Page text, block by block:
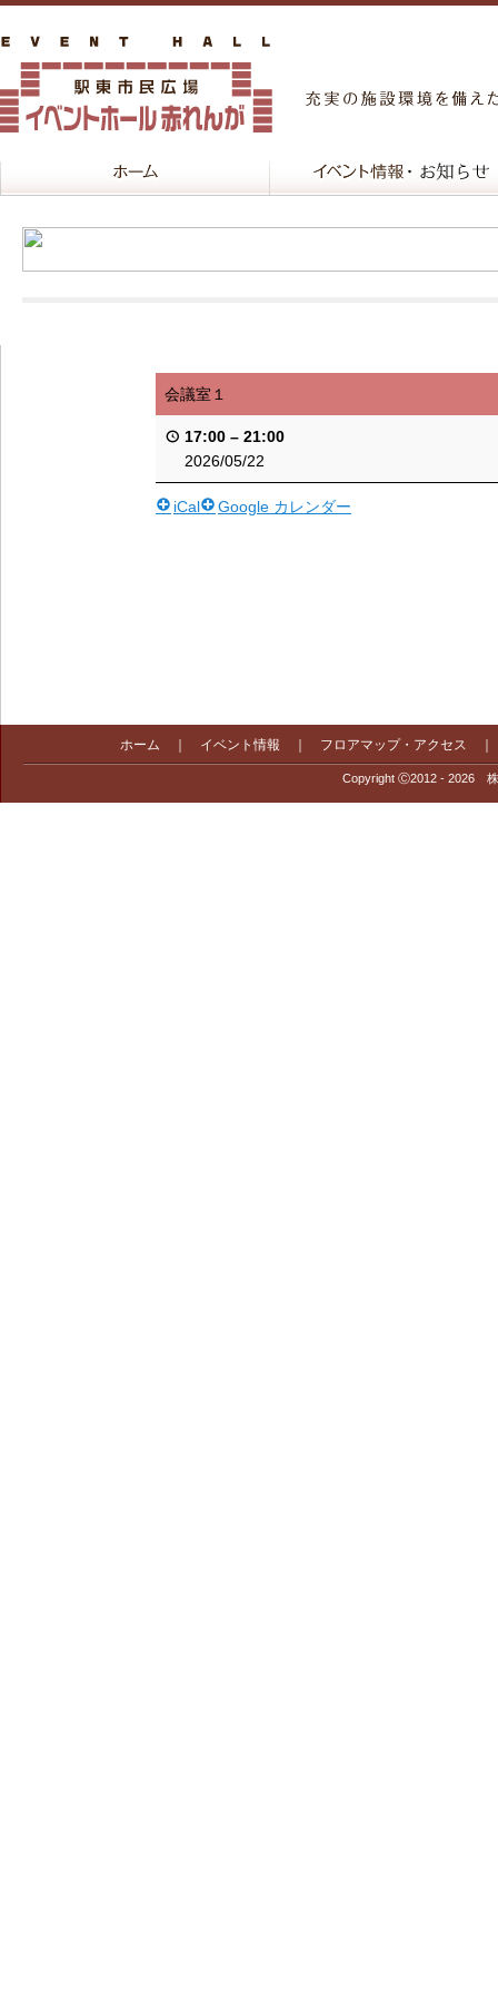
会議室１
17:00 – 21:00
2026/05/22
iCal Google カレンダー
ホーム イベント情報 フロアマップ・アクセス
Copyright Ⓒ2012 - 2026 株